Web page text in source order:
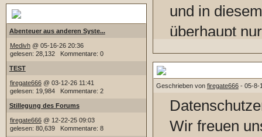
Abenteuer aus anderen Syste...
Medivh@ 05-16-26 20:36
gelesen: 28,132 Kommentare: 0
TEST
firegate666@ 03-12-26 11:41
gelesen: 19,984 Kommentare: 2
Stillegung des Forums
firegate666@ 12-22-25 09:03
gelesen: 80,639 Kommentare: 8
und in
überhaupt
einem
macht, den
aufrecht zu
Geschrieben von firegate666- 05-8-
Wir freuen